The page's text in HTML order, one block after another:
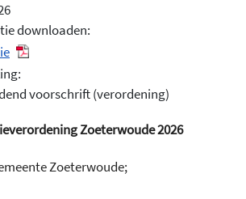
downloaden:
voorschrift (verordening)
Zoeterwoude 2026
Zoeterwoude;